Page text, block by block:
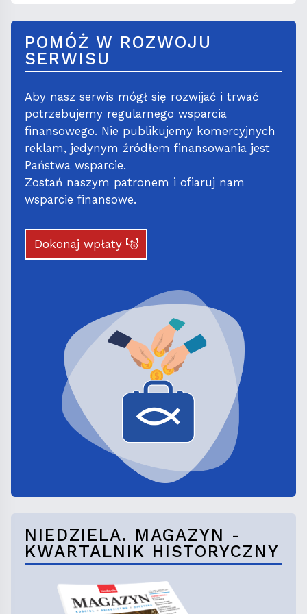
POMÓŻ W ROZWOJU
SERWISU
Aby nasz serwis mógł się rozwijać i trwać
potrzebujemy regularnego wsparcia
finansowego. Nie publikujemy komercyjnych
reklam, jedynym źródłem finansowania jest
Państwa wsparcie.
Zostań naszym patronem i ofiaruj nam
wsparcie finansowe.
Dokonaj wpłaty
NIEDZIELA. MAGAZYN -
KWARTALNIK HISTORYCZNY